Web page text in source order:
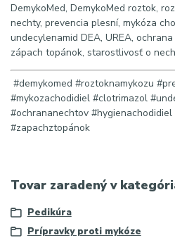
DemykoMed, DemykoMed roztok,
nechty, prevencia plesní, mykóza
undecylenamid DEA, UREA,
zápach topánok, starostlivosť o
#demykomed #roztoknamykozu
#mykozachodidiel #clotrimazol
#ochrananechtov
#zapachztopánok
Tovar zaradený v
Pedikúra
Prípravky proti mykóze